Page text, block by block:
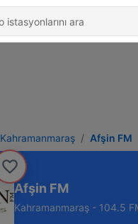
Kahramanmaraş Afşin FM
Afşin FM
Kahramanmaraş - 104.5